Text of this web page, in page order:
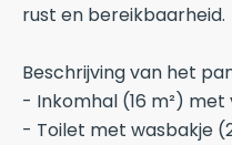
rust en bereikbaarheid.
Beschrijving van het
- Inkomhal (16 m²)
- Toilet met wasbakje